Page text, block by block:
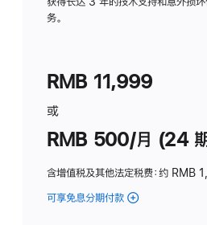
务。
RMB 11,999
或
RMB 500/月 (24
含增值税及其他法定税费：约 RMB
可享免息分期付款 (Studio